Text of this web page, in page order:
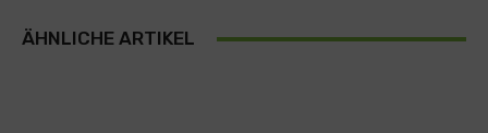
ÄHNLICHE ARTIKEL